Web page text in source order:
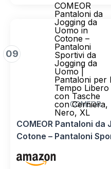
09
COMEOR
Pantaloni da
Jogging da
Uomo in
Cotone –
Pantaloni
Sportivi da
Jogging da
Uomo |
Pantaloni per
Tempo Libero
con Tasche
con Cerniera,
Nero, XL
COMEOR
COMEOR Pantaloni da
Cotone – Pantaloni
| Pantaloni per Il
Cerniera, Nero, XL